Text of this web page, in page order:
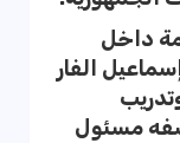
داخل
الفار
مسئول